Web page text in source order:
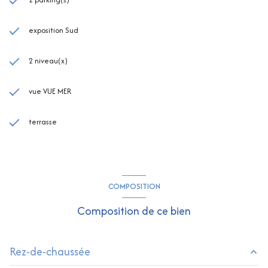
exposition Sud
2 niveau(x)
vue VUE MER
terrasse
COMPOSITION
Composition de ce bien
Rez-de-chaussée